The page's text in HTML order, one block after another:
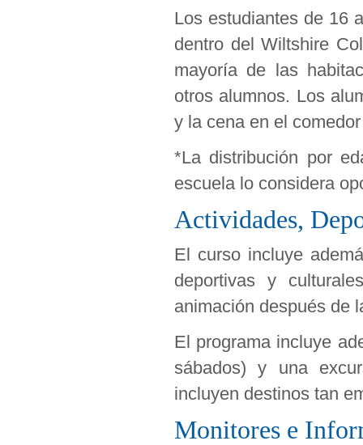
Los estudiantes de 16
dentro del Wiltshire
mayoría de las
otros alumnos. Los
y la cena en el
*La distribución por
escuela lo considera
Actividades,
El curso incluye
deportivas y
animación después de
El programa incluye
sábados) y una
incluyen destinos tan
Monitores e